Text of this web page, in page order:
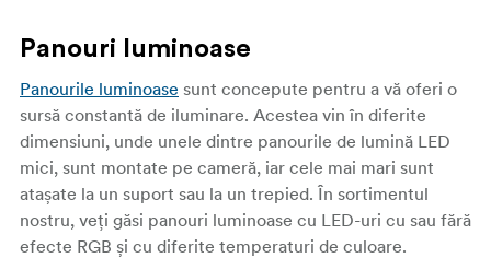
Panouri luminoase
Panourile luminoase sunt concepute pentru a vă oferi o
sursă constantă de iluminare. Acestea vin în diferite
dimensiuni, unde unele dintre panourile de lumină LED
mici, sunt montate pe cameră, iar cele mai mari sunt
atașate la un suport sau la un trepied. În sortimentul
nostru, veți găsi panouri luminoase cu LED-uri cu sau fără
efecte RGB și cu diferite temperaturi de culoare.